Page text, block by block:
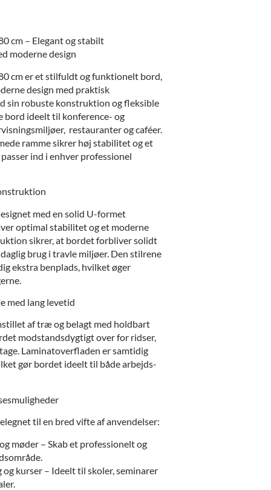
cm – Elegant og stabilt
moderne design
cm er et stilfuldt og funktionelt bord,
design med praktisk
sin robuste konstruktion og fleksible
bord ideelt til konference- og
restauranter og caféer.
ramme sikrer høj stabilitet og et
ind i enhver professionel
med en solid U-formet
optimal stabilitet og et moderne
sikrer, at bordet forbliver solidt
brug i travle miljøer. Den stilrene
ekstra benplads, hvilket øger
med lang levetid
af træ og belagt med holdbart
modstandsdygtigt over for ridser,
Laminatoverfladen er samtidig
gør bordet ideelt til både arbejds-
til en bred vifte af anvendelser:
møder – Skab et professionelt og
kurser – Ideelt til skoler, seminarer